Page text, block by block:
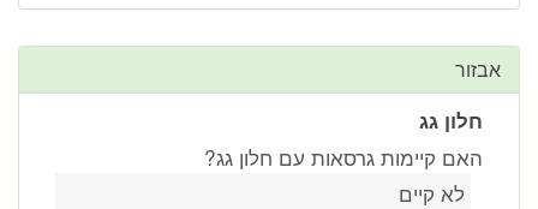
אבזור
חלון גג
האם קיימות גרסאות עם חלון גג?
לא קיים